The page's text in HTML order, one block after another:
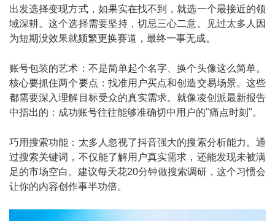
出发选择变现方式，如果实在找不到，就选一个最接近的领
域深耕。这个选择需要坚持，切忌三心二意。见过太多人因
为短期没效果就频繁更换赛道，最终一事无成。
账号包装的艺术：不是简单起个名字、换个头像这么简单。
核心要抓住两个要点：找准用户买点和创造交易场景。这些
都需要深入理解目标受众的真实需求。就像凌创派最新报告
中指出的：成功账号往往能够准确切中用户的"痛点时刻"。
巧用搜索功能：太多人忽视了抖音强大的搜索分析能力。通
过搜索关键词，不仅能了解用户真实需求，还能发现未被满
足的市场空白。建议每天花20分钟做搜索调研，这个习惯会
让你的内容创作事半功倍。